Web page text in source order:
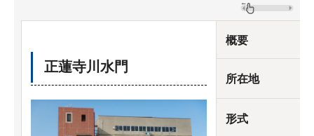
正蓮寺川水門
概要
所在地
形式